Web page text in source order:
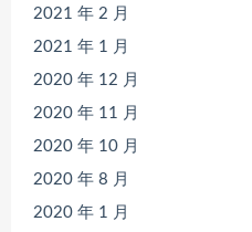
2021 年 2 月
2021 年 1 月
2020 年 12 月
2020 年 11 月
2020 年 10 月
2020 年 8 月
2020 年 1 月